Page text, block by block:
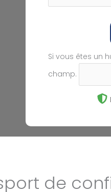
Si vous êtes un
champ.
de